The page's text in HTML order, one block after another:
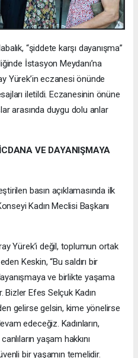
“şiddete karşı dayanışma”
İstasyon Meydanı’na
Yürek’in eczanesi önünde
iletildi. Eczanesinin önüne
arasında duygu dolu anlar
VE DAYANIŞMAYA
basın açıklamasında ilk
Kadın Meclisi Başkanı
Yürek’i değil, toplumun ortak
Keskin, “Bu saldırı bir
ve birlikte yaşama
Bizler Efes Selçuk Kadın
gelirse gelsin, kime yönelirse
edeceğiz. Kadınların,
yaşam hakkını
bir yaşamın temelidir.